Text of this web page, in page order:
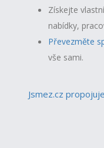
Získejte
nabídky,
Převezměte
vše sami.
Jsmez.cz